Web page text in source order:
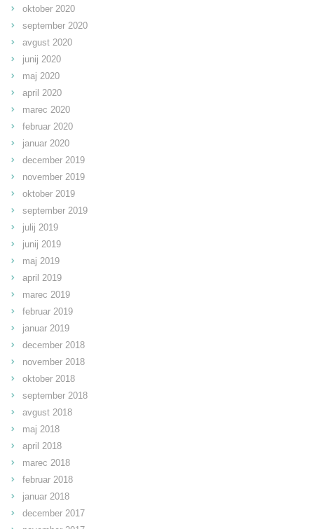
oktober 2020
september 2020
avgust 2020
junij 2020
maj 2020
april 2020
marec 2020
februar 2020
januar 2020
december 2019
november 2019
oktober 2019
september 2019
julij 2019
junij 2019
maj 2019
april 2019
marec 2019
februar 2019
januar 2019
december 2018
november 2018
oktober 2018
september 2018
avgust 2018
maj 2018
april 2018
marec 2018
februar 2018
januar 2018
december 2017